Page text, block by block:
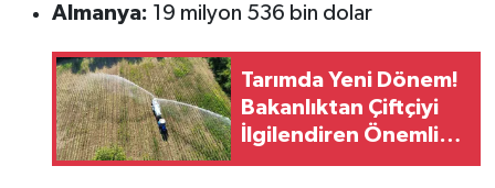
Almanya: 19 milyon 536 bin dolar
Tarımda Yeni Dönem!
Bakanlıktan Çiftçiyi
İlgilendiren Önemli
Karar